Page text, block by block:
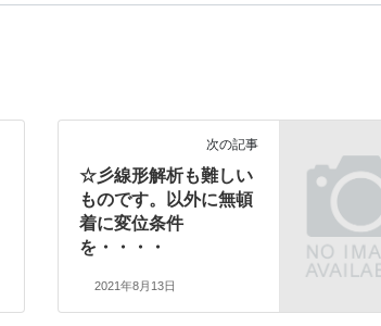
次の記事
☆彡線形解析も難しい
ものです。以外に無頓
着に変位条件
を・・・・
2021年8月13日